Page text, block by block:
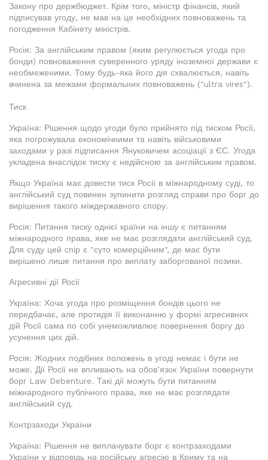
Закону про держбюджет. Крім того, міністр фінансів, який
підписував угоду, не мав на це необхідних повноважень та
погодження Кабінету міністрів.
Росія: За англійським правом (яким регулюється угода про
бонди) повноваження суверенного уряду іноземної держави є
необмеженими. Тому будь-яка його дія схвалюється, навіть
вчинена за межами формальних повноважень ("ultra vires").
Тиск
Україна: Рішення щодо угоди було прийнято під тиском Росії,
яка погрожувала економічними та навіть військовими
заходами у разі підписання Януковичем асоціації з ЄС. Угода
укладена внаслідок тиску є недійсною за англійським правом.
Якщо Україна має довести тиск Росії в міжнародному суді, то
англійський суд повинен зупинити розгляд справи про борг до
вирішення такого міждержавного спору.
Росія: Питання тиску однієї країни на іншу є питанням
міжнародного права, яке не має розглядати англійський суд.
Для суду цей спір є "суто комерційним", де має бути
вирішено лише питання про виплату заборгованої позики.
Агресивні дії Росії
Україна: Хоча угода про розміщення бондів цього не
передбачає, але протидія її виконанню у формі агресивних
дій Росії сама по собі унеможливлює повернення боргу до
усунення цих дій.
Росія: Жодних подібних положень в угоді немає і бути не
може. Дії Росії не впливають на обов’язок України повернути
борг Law Debenture. Такі дії можуть бути питанням
міжнародного публічного права, яке не має розглядати
англійський суд.
Контрзаходи України
Україна: Рішення не виплачувати борг є контрзаходами
України у відповідь на російську агресію в Криму та на